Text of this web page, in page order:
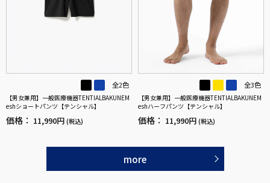
全2色
【男女兼用】一般医療機器TENTIALBAKUNEM
eshショートパンツ【テンシャル】
価格： 11,990円 (税込)
全3色
【男女兼用】一般医療機器TENTIALBAKUNEM
eshハーフパンツ【テンシャル】
価格： 11,990円 (税込)
more